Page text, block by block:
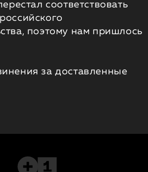
соответствовать
поэтому нам пришлось
за доставленные